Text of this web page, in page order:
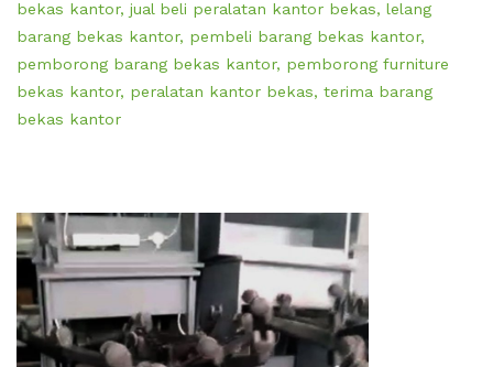
bekas kantor, jual beli peralatan kantor bekas, lelang
barang bekas kantor, pembeli barang bekas kantor,
pemborong barang bekas kantor, pemborong furniture
bekas kantor, peralatan kantor bekas, terima barang
bekas kantor